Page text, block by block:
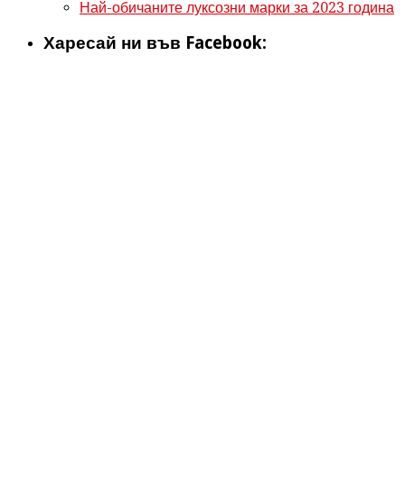
Най-обичаните луксозни марки за 2023 година
Харесай ни във Facebook: